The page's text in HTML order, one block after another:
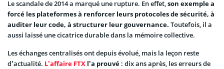
Le scandale de 2014 a marqué une rupture. En effet,son exemple a
forcé les plateformes à renforcer leurs protocoles de sécurité, à
auditer leur code, à structurer leur gouvernance. Toutefois, il a
aussi laissé une cicatrice durable dans la mémoire collective.
Les échanges centralisés ont depuis évolué, mais la leçon reste
d’actualité. L’affaire FTX l’a prouvé : dix ans après, les erreurs de